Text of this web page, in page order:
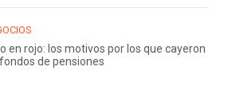
en rojo: los motivos por los que cayeron
de pensiones